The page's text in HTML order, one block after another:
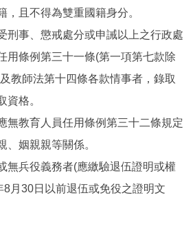
，且不得為雙重國籍身分。
刑事、懲戒處分或申誡以上之行政處
用條例第三十一條(第一項第七款除
教師法第十四條各款情事者，錄取
資格。
無教育人員任用條例第三十二條規定
、姻親親等關係。
無兵役義務者(應繳驗退伍證明或權
月30日以前退伍或免役之證明文